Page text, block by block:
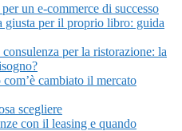
un e-commerce di successo
giusta per il proprio libro: guida
per la ristorazione: la
cambiato il mercato
scegliere
con il leasing e quando